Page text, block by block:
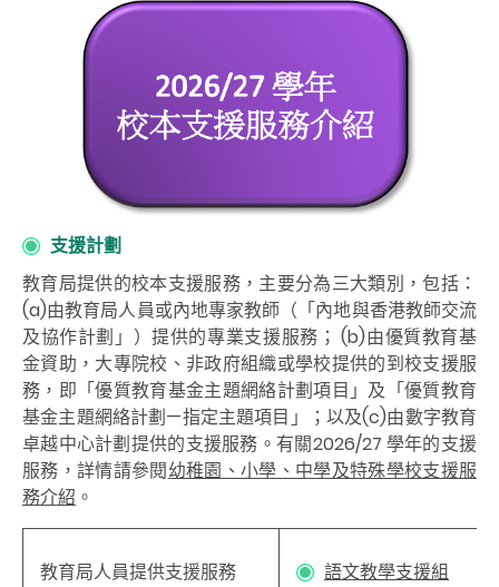
支援計劃
教育局提供的校本支援服務，主要分為三大類別，包括：
(a)由教育局人員或內地專家教師（「內地與香港教師交流
及協作計劃」）提供的專業支援服務； (b)由優質教育基
金資助，大專院校、非政府組織或學校提供的到校支援服
務，即「優質教育基金主題網絡計劃項目」及「優質教育
基金主題網絡計劃—指定主題項目」；以及(c)由數字教育
卓越中心計劃提供的支援服務。有關2026/27 學年的支援
服務，詳情請參閱幼稚園、小學、中學及特殊學校支援服
務介紹 。
教育局人員提供支援服務
語文教學支援組